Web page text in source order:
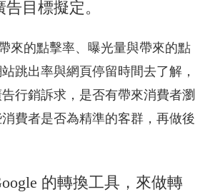
目標擬定。
的點擊率、曝光量與帶來的點
跳出率與網頁停留時間去了解，
行銷訴求，是否有帶來消費者瀏
費者是否為精準的客群，再做後
的轉換工具，來做轉